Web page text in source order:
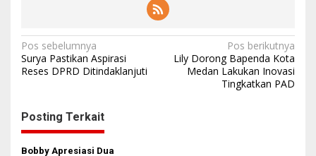
N
a
i
g
a
Pos sebelumnya
Surya Pastikan Aspirasi
Reses DPRD Ditindaklanjuti
Pos berikutnya
Lily Dorong Bapenda Kota
Medan Lakukan Inovasi
Tingkatkan PAD
Posting Terkait
Bobby Apresiasi Dua